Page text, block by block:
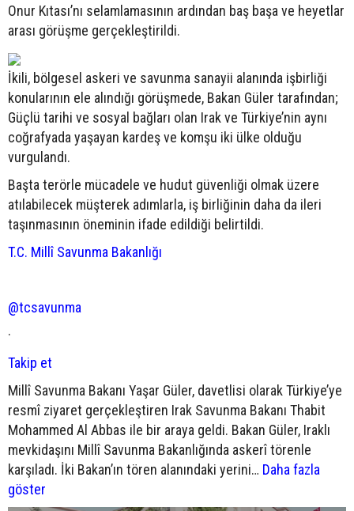
Onur Kıtası’nı selamlamasının ardından baş başa ve heyetlar
arası görüşme gerçekleştirildi.
İkili, bölgesel askeri ve savunma sanayii alanında işbirliği
konularının ele alındığı görüşmede, Bakan Güler tarafından;
Güçlü tarihi ve sosyal bağları olan Irak ve Türkiye’nin aynı
coğrafyada yaşayan kardeş ve komşu iki ülke olduğu
vurgulandı.
Başta terörle mücadele ve hudut güvenliği olmak üzere
atılabilecek müşterek adımlarla, iş birliğinin daha da ileri
taşınmasının öneminin ifade edildiği belirtildi.
T.C. Millî Savunma Bakanlığı
@tcsavunma
·
Takip et
Millî Savunma Bakanı Yaşar Güler, davetlisi olarak Türkiye’ye
resmî ziyaret gerçekleştiren Irak Savunma Bakanı Thabit
Mohammed Al Abbas ile bir araya geldi. Bakan Güler, Iraklı
mevkidaşını Millî Savunma Bakanlığında askerî törenle
karşıladı. İki Bakan’ın tören alanındaki yerini… Daha fazla
göster